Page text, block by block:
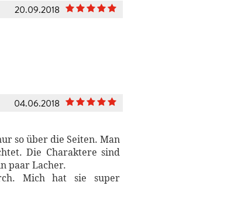
20.09.2018
04.06.2018
so über die Seiten. Man
Die Charaktere sind
paar Lacher.
Mich hat sie super